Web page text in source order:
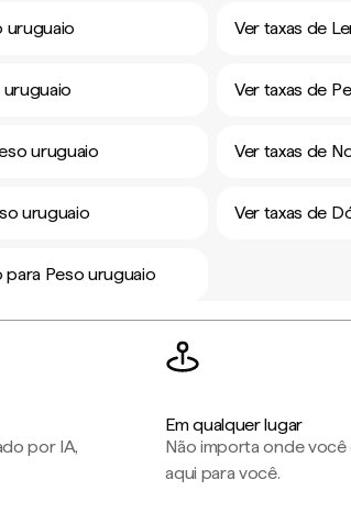
uruguaio Ver taxas de
uruguaio Ver taxas de
uruguaio Ver taxas de
uruguaio Ver taxas de
para Peso uruguaio
por IA,
Em qualquer lugar
Não importa onde você
aqui para você.